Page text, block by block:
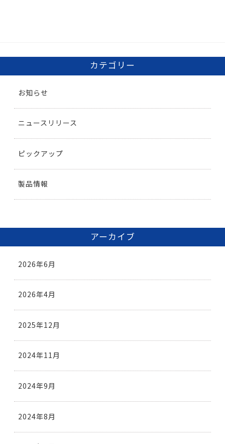
カテゴリー
お知らせ
ニュースリリース
ピックアップ
製品情報
アーカイブ
2026年6月
2026年4月
2025年12月
2024年11月
2024年9月
2024年8月